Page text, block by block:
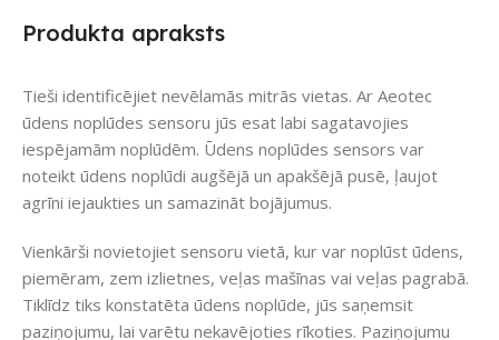
Produkta apraksts
Tieši identificējiet nevēlamās mitrās vietas. Ar Aeotec
ūdens noplūdes sensoru jūs esat labi sagatavojies
iespējamām noplūdēm. Ūdens noplūdes sensors var
noteikt ūdens noplūdi augšējā un apakšējā pusē, ļaujot
agrīni iejaukties un samazināt bojājumus.
Vienkārši novietojiet sensoru vietā, kur var noplūst ūdens,
piemēram, zem izlietnes, veļas mašīnas vai veļas pagrabā.
Tiklīdz tiks konstatēta ūdens noplūde, jūs saņemsit
paziņojumu, lai varētu nekavējoties rīkoties. Paziņojumu